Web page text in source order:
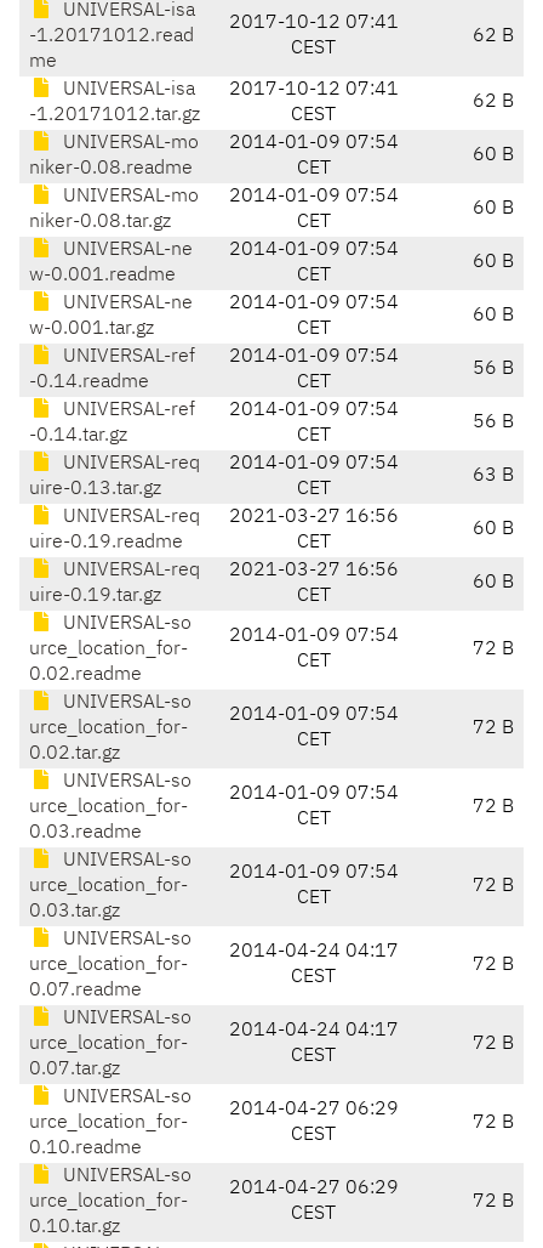
UNIVERSAL-isa
-1.20171012.read
me
2017-10-12 07:41
CEST
62 B
UNIVERSAL-isa
-1.20171012.tar.gz
2017-10-12 07:41
CEST
62 B
UNIVERSAL-mo
niker-0.08.readme
2014-01-09 07:54
CET
60 B
UNIVERSAL-mo
niker-0.08.tar.gz
2014-01-09 07:54
CET
60 B
UNIVERSAL-ne
w-0.001.readme
2014-01-09 07:54
CET
60 B
UNIVERSAL-ne
w-0.001.tar.gz
2014-01-09 07:54
CET
60 B
UNIVERSAL-ref
-0.14.readme
2014-01-09 07:54
CET
56 B
UNIVERSAL-ref
-0.14.tar.gz
2014-01-09 07:54
CET
56 B
UNIVERSAL-req
uire-0.13.tar.gz
2014-01-09 07:54
CET
63 B
UNIVERSAL-req
uire-0.19.readme
2021-03-27 16:56
CET
60 B
UNIVERSAL-req
uire-0.19.tar.gz
2021-03-27 16:56
CET
60 B
UNIVERSAL-so
urce_location_for-
0.02.readme
2014-01-09 07:54
CET
72 B
UNIVERSAL-so
urce_location_for-
0.02.tar.gz
2014-01-09 07:54
CET
72 B
UNIVERSAL-so
urce_location_for-
0.03.readme
2014-01-09 07:54
CET
72 B
UNIVERSAL-so
urce_location_for-
0.03.tar.gz
2014-01-09 07:54
CET
72 B
UNIVERSAL-so
urce_location_for-
0.07.readme
2014-04-24 04:17
CEST
72 B
UNIVERSAL-so
urce_location_for-
0.07.tar.gz
2014-04-24 04:17
CEST
72 B
UNIVERSAL-so
urce_location_for-
0.10.readme
2014-04-27 06:29
CEST
72 B
UNIVERSAL-so
urce_location_for-
0.10.tar.gz
2014-04-27 06:29
CEST
72 B